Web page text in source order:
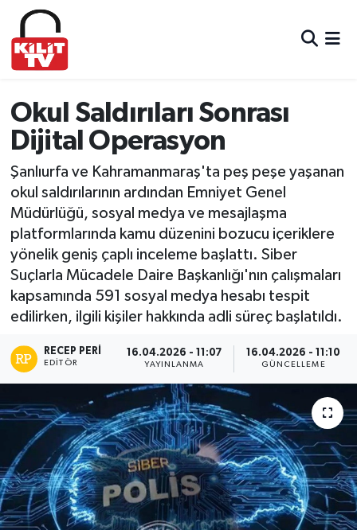
Okul Saldırıları Sonrası
Dijital Operasyon
Şanlıurfa ve Kahramanmaraş'ta peş peşe yaşanan
okul saldırılarının ardından Emniyet Genel
Müdürlüğü, sosyal medya ve mesajlaşma
platformlarında kamu düzenini bozucu içeriklere
yönelik geniş çaplı inceleme başlattı. Siber
Suçlarla Mücadele Daire Başkanlığı'nın çalışmaları
kapsamında 591 sosyal medya hesabı tespit
edilirken, ilgili kişiler hakkında adli süreç başlatıldı.
RECEP PERI
EDITÖR
16.04.2026 - 11:07
YAYINLANMA
16.04.2026 - 11:10
GÜNCELLEME
Hava Durumu
Trafik Durumu
Süper Lig Puan Durumu ve Fikstür
Son Dakika Haberleri
Haber Arşivi